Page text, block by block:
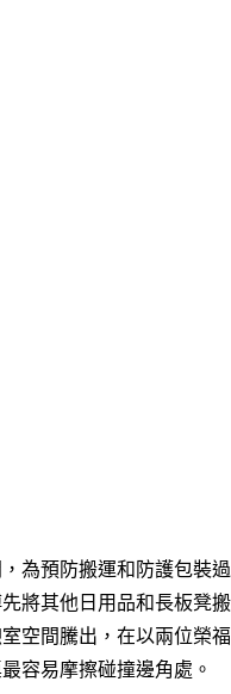
為預防搬運和防護包裝過
將其他日用品和長板凳搬
空間騰出，在以兩位榮福
容易摩擦碰撞邊角處。